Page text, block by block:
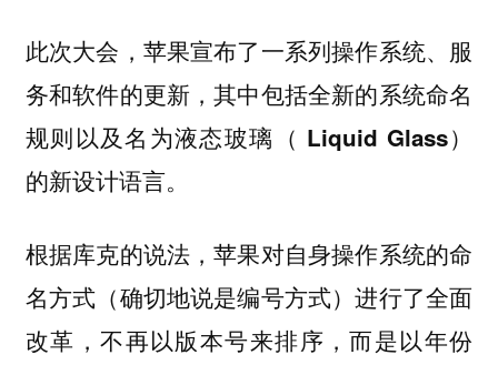
此次大会，苹果宣布了一系列操作系统、服
务和软件的更新，其中包括全新的系统命名
规则以及名为液态玻璃（ Liquid Glass）
的新设计语言。
根据库克的说法，苹果对自身操作系统的命
名方式（确切地说是编号方式）进行了全面
改革，不再以版本号来排序，而是以年份